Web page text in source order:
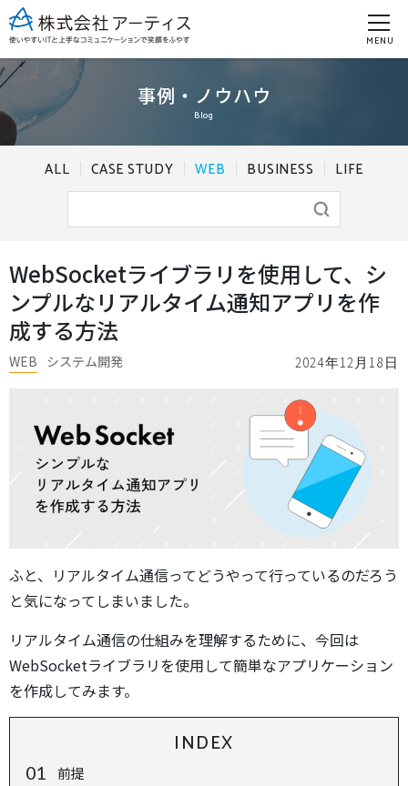
MENU
事例・ノウハウ
Blog
ALL CASE STUDY WEB BUSINESS LIFE
WebSocketライブラリを使用して、シ
ンプルなリアルタイム通知アプリを作
成する方法
2024年12月18日
WEB システム開発
ふと、リアルタイム通信ってどうやって行っているのだろう
と気になってしまいました。
リアルタイム通信の仕組みを理解するために、今回は
WebSocketライブラリを使用して簡単なアプリケーション
を作成してみます。
INDEX
前提